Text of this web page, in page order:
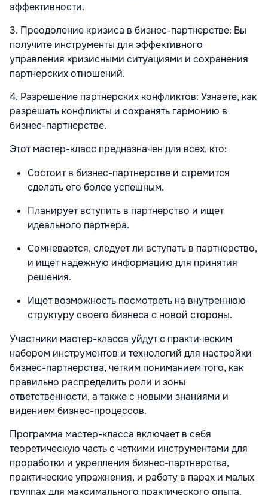
эффективности.
3. Преодоление кризиса в бизнес-партнерстве: Вы
получите инструменты для эффективного
управления кризисными ситуациями и сохранения
партнерских отношений.
4. Разрешение партнерских конфликтов: Узнаете, как
разрешать конфликты и сохранять гармонию в
бизнес-партнерстве.
Этот мастер-класс предназначен для всех, кто:
Состоит в бизнес-партнерстве и стремится
сделать его более успешным.
Планирует вступить в партнерство и ищет
идеального партнера.
Сомневается, следует ли вступать в партнерство,
и ищет надежную информацию для принятия
решения.
Ищет возможность посмотреть на внутреннюю
структуру своего бизнеса с новой стороны.
Участники мастер-класса уйдут с практическим
набором инструментов и технологий для настройки
бизнес-партнерства, четким пониманием того, как
правильно распределить роли и зоны
ответственности, а также с новыми знаниями и
видением бизнес-процессов.
Программа мастер-класса включает в себя
теоретическую часть с четкими инструментами для
проработки и укрепления бизнес-партнерства,
практические упражнения, и работу в парах и малых
группах для максимального практического опыта.